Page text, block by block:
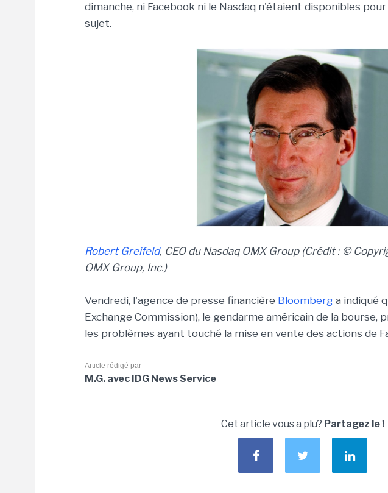
dimanche, ni Facebook ni le Nasdaq n'étaient disponibles
sujet.
Robert Greifeld, CEO du Nasdaq OMX Group (Crédit : ©
OMX Group, Inc.)
Vendredi, l'agence de presse financière Bloomberg a indiqué
Exchange Commission), le gendarme américain de la bourse,
les problèmes ayant touché la mise en vente des actions de
Article rédigé par
M.G. avec IDG News Service
Cet article vous a plu? Partagez le !